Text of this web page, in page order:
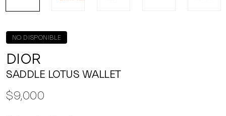
NO DISPONIBLE
DIOR
SADDLE LOTUS WALLET
$9,000